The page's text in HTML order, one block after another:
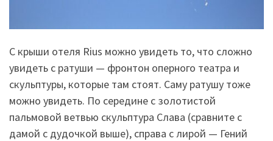
С крыши отеля Rius можно увидеть то, что сложно
увидеть с ратуши — фронтон оперного театра и
скульптуры, которые там стоят. Саму ратушу тоже
можно увидеть. По середине с золотистой
пальмовой ветвью скульптура Слава (сравните с
дамой с дудочкой выше), справа с лирой — Гений